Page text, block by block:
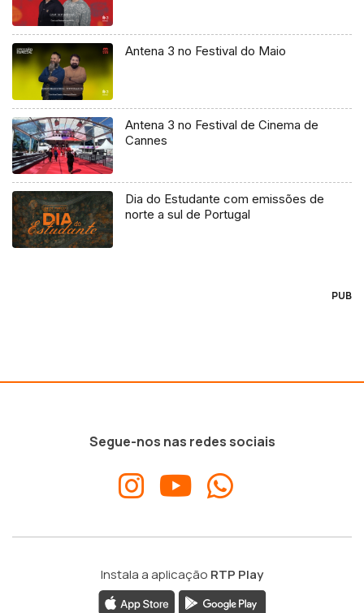
Antena 3 no Festival do Maio
Antena 3 no Festival de Cinema de
Cannes
Dia do Estudante com emissões de
norte a sul de Portugal
PUB
Segue-nos nas redes sociais
Instala a aplicação RTP Play